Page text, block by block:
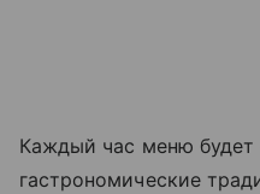
Каждый час меню будет
гастрономические